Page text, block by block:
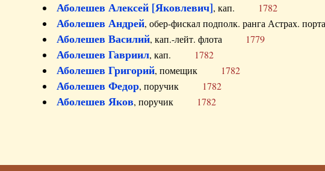
Аболешев Алексей [Яковлевич], кап. 1782
Аболешев Андрей, обер-фискал подполк. ранга Астрах.
Аболешев Василий, кап.-лейт. флота 1779
Аболешев Гавриил, кап. 1782
Аболешев Григорий, помещик 1782
Аболешев Федор, поручик 1782
Аболешев Яков, поручик 1782